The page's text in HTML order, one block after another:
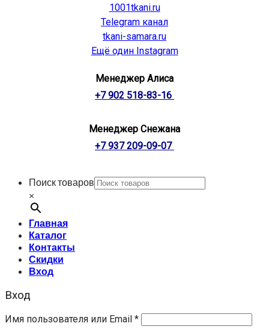
1001tkani.ru
Telegram канал
tkani-samara.ru
Ещё один Instagram
Менеджер Алиса
+7 902 518-83-16
Менеджер Снежана
+7 937 209-09-07
Поиск товаров
×
Главная
Каталог
Контакты
Скидки
Вход
Вход
Имя пользователя или Email *